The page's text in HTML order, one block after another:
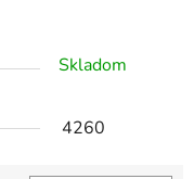
Skladom
4260